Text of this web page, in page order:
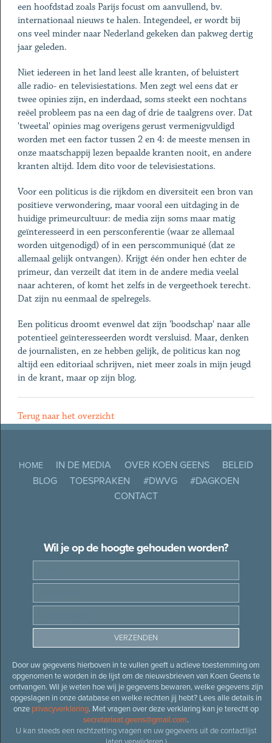
een hoofdstad zoals Parijs focust om aanvullend, bv.
internationaal nieuws te halen. Integendeel, er wordt bij
ons veel minder naar Nederland gekeken dan pakweg dertig
jaar geleden.
Niet iedereen in het land leest alle kranten, of beluistert
alle radio- en televisiestations. Men zegt wel eens dat er
twee opinies zijn, en inderdaad, soms steekt een nochtans
reëel probleem pas na een dag of drie de taalgrens over. Dat
'tweetal' opinies mag overigens gerust vermenigvuldigd
worden met een factor tussen 2 en 4: de meeste mensen in
onze maatschappij lezen bepaalde kranten nooit, en andere
kranten altijd. Idem dito voor de televisiestations.
Voor een politicus is die rijkdom en diversiteit een bron van
positieve verwondering, maar vooral een uitdaging in de
huidige primeurcultuur: de media zijn soms maar matig
geïnteresseerd in een persconferentie (waar ze allemaal
worden uitgenodigd) of in een perscommuniqué (dat ze
allemaal gelijk ontvangen). Krijgt één onder hen echter de
primeur, dan verzeilt dat item in de andere media veelal
naar achteren, of komt het zelfs in de vergeethoek terecht.
Dat zijn nu eenmaal de spelregels.
Een politicus droomt evenwel dat zijn 'boodschap' naar alle
potentieel geïnteresseerden wordt versluisd. Maar, denken
de journalisten, en ze hebben gelijk, de politicus kan nog
altijd een editoriaal schrijven, niet meer zoals in mijn jeugd
in de krant, maar op zijn blog.
Terug naar het overzicht
HOME IN DE MEDIA OVER KOEN GEENS
BELEID
BLOG
TOESPRAKEN #DWVG
#DAGKOEN
CONTACT
Wil je op de hoogte gehouden worden?
Door uw gegevens hierboven in te vullen geeft u actieve toestemming om
opgenomen te worden in de lijst om de nieuwsbrieven van Koen Geens te
ontvangen. Wil je weten hoe wij je gegevens bewaren, welke gegevens zijn
opgeslagen in onze database en welke rechten jij hebt? Lees alle details in
onze privacyverklaring. Met vragen over deze verklaring kan je terecht op
secretariaat.geens@gmail.com.
U kan steeds een rechtzetting vragen en uw gegevens uit de contactlijst